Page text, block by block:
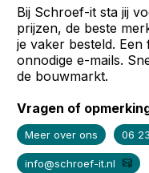
Bij Schroef-it sta jij
prijzen, de beste
je vaker besteld.
onnodige e-mails.
de bouwmarkt.
Vragen of
Meer over ons 06
info@schroef-it.nl